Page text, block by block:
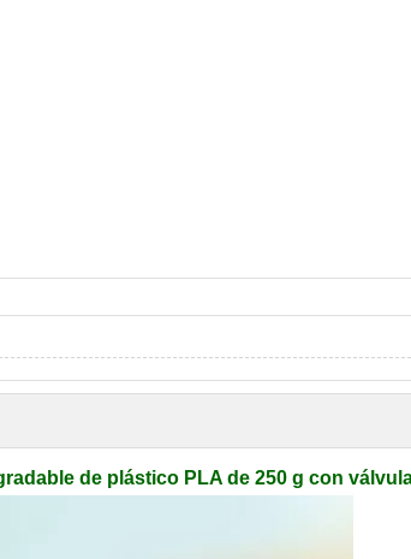
de plástico PLA de 250 g con